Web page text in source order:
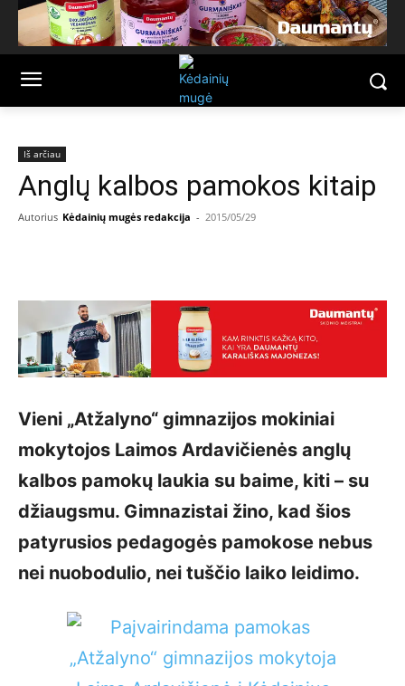
Iš arčiau
Anglų kalbos pamokos kitaip
Autorius Kėdainių mugės redakcija - 2015/05/29
Vieni „Atžalyno“ gimnazijos mokiniai
mokytojos Laimos Ardavičienės anglų
kalbos pamokų laukia su baime, kiti – su
džiaugsmu. Gimnazistai žino, kad šios
patyrusios pedagogės pamokose nebus
nei nuobodulio, nei tuščio laiko leidimo.